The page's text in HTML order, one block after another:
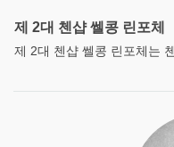
제 2대 첸샵 쎌콩 린포체
제 2대 첸샵 쎌콩 린포체는